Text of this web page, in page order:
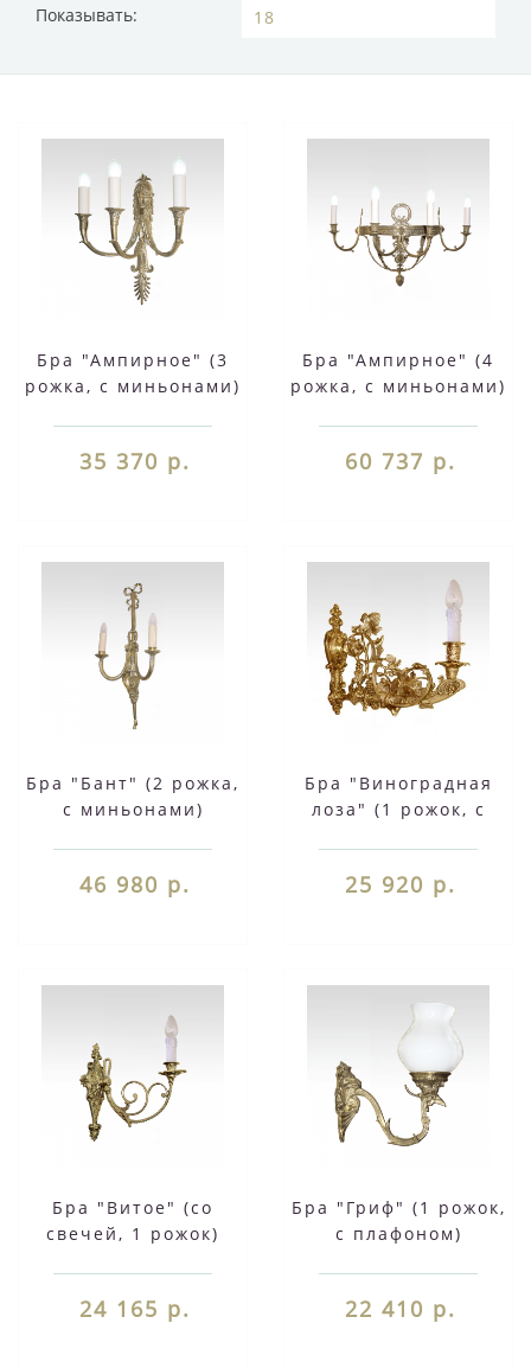
Показывать:
Бра "Ампирное" (3
рожка, с миньонами)
35 370 р.
Бра "Ампирное" (4
рожка, с миньонами)
60 737 р.
Бра "Бант" (2 рожка,
с миньонами)
46 980 р.
Бра "Виноградная
лоза" (1 рожок, с
25 920 р.
Бра "Витое" (со
свечей, 1 рожок)
24 165 р.
Бра "Гриф" (1 рожок,
с плафоном)
22 410 р.